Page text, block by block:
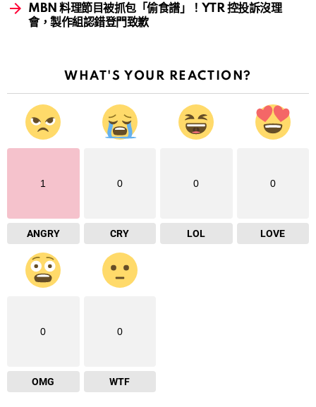
MBN 料理節目被抓包「偷食譜」！YTR 控投訴沒理
會，製作組認錯登門致歉
WHAT'S YOUR REACTION?
1
ANGRY
0
CRY
0
LOL
0
LOVE
0
OMG
0
WTF